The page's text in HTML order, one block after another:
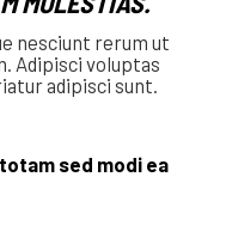
nesciunt rerum ut
Adipisci voluptas
adipisci sunt.
sed modi ea